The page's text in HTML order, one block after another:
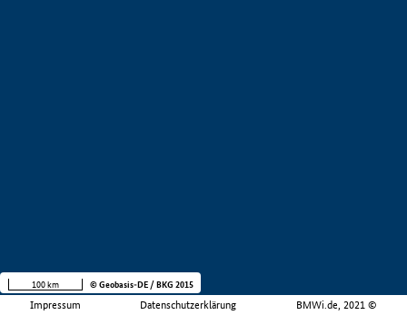
Impressum Datenschutzerklärung BMWi.de, 2021 ©
100 km © Geobasis-DE / BKG 2015